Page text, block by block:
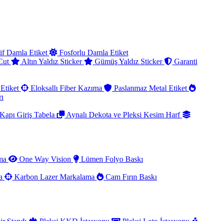
Damla Etiket
Fosforlu Damla Etiket
Altın Yaldız Sticker Gümüş Yaldız Sticker Garanti
Eloksallı Fiber Kazıma
Paslanmaz Metal Etiket
Giriş Tabela Aynalı Dekota ve Pleksi Kesim Harf
One Way Vision Lümen Folyo Baskı
Karbon Lazer Markalama Cam Fırın Baskı